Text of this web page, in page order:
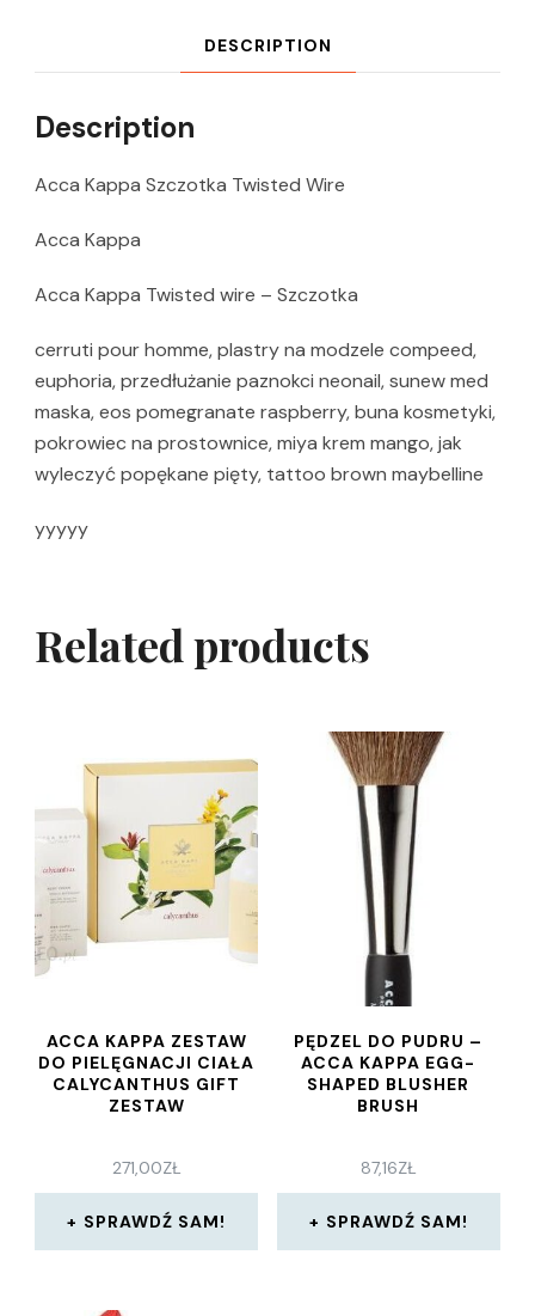
DESCRIPTION
Description
Acca Kappa Szczotka Twisted Wire
Acca Kappa
Acca Kappa Twisted wire – Szczotka
cerruti pour homme, plastry na modzele compeed,
euphoria, przedłużanie paznokci neonail, sunew med
maska, eos pomegranate raspberry, buna kosmetyki,
pokrowiec na prostownice, miya krem mango, jak
wyleczyć popękane pięty, tattoo brown maybelline
yyyyy
Related products
ACCA KAPPA ZESTAW
DO PIELĘGNACJI CIAŁA
CALYCANTHUS GIFT
ZESTAW
271,00ZŁ
SPRAWDŹ SAM!
PĘDZEL DO PUDRU –
ACCA KAPPA EGG-
SHAPED BLUSHER
BRUSH
87,16ZŁ
SPRAWDŹ SAM!